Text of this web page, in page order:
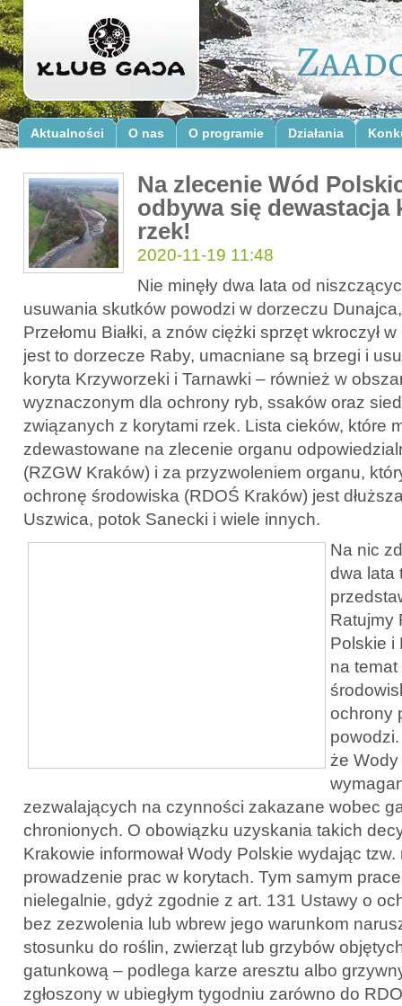
Aktualności O nas O programie Działania
Na zlecenie Wód
odbywa się dewastacja
rzek!
2020-11-19 11:48
Nie minęły dwa lata od
usuwania skutków powodzi w dorzeczu
Przełomu Białki, a znów ciężki sprzęt wkroczył
jest to dorzecze Raby, umacniane są brzegi i
koryta Krzyworzeki i Tarnawki – również w
wyznaczonym dla ochrony ryb, ssaków oraz
związanych z korytami rzek. Lista cieków, które
zdewastowane na zlecenie organu
(RZGW Kraków) i za przyzwoleniem organu,
ochronę środowiska (RDOŚ Kraków) jest
Uszwica, potok Sanecki i wiele innych.
Na nic
dwa lata
Ratujmy
Polskie i
na
ochrony
że
zezwalających na czynności zakazane wobec
chronionych. O obowiązku uzyskania takich
Krakowie informował Wody Polskie wydając
prowadzenie prac w korytach. Tym samym
nielegalnie, gdyż zgodnie z art. 131 Ustawy o
bez zezwolenia lub wbrew jego warunkom
stosunku do roślin, zwierząt lub grzybów
gatunkową – podlega karze aresztu albo
zgłoszony w ubiegłym tygodniu zarówno do